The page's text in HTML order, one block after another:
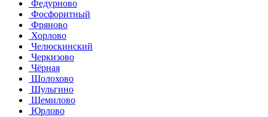
Федурново
Фосфоритный
Фряново
Хорлово
Челюскинский
Черкизово
Чёрная
Шолохово
Шульгино
Щемилово
Юрлово